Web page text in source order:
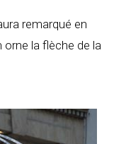
remarqué en
orne la flèche de la